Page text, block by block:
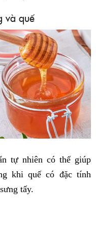
và quế
tự nhiên có thể giúp
khi quế có đặc tính
tấy.